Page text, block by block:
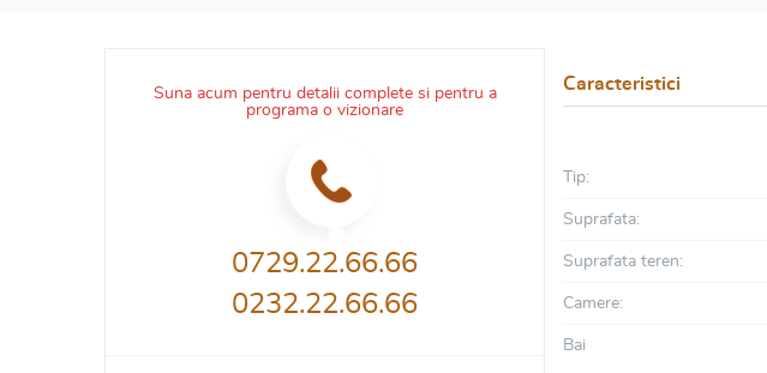
Suna acum pentru detalii complete si pentru a
programa o vizionare
0729.22.66.66
0232.22.66.66
Caracteristici
Tip:
Suprafata:
Suprafata teren:
Camere:
Bai